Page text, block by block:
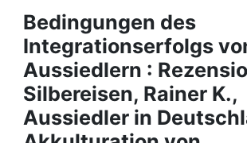
Projects
People
Institutions
Bedingungen des
Integrationserfolgs
Aussiedlern :
Silbereisen, Rainer K.,
Aussiedler in